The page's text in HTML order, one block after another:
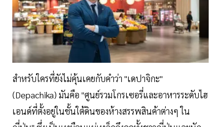
สำหรับใครที่ยังไม่คุ้นเคยกับคำว่า "เดปาจิกะ"
(Depachika) มันคือ "ศูนย์รวมโกรเซอรี่และอาหารระดับไฮ
เอนด์ที่ตั้งอยู่ในชั้นใต้ดินของห้างสรรพสินค้าต่างๆ ใน